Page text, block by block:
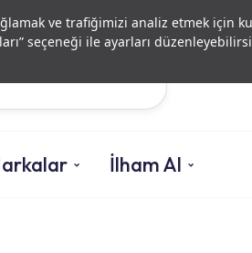
ve trafiğimizi analiz etmek için
seçeneği ile ayarları
Ara
İlham Al